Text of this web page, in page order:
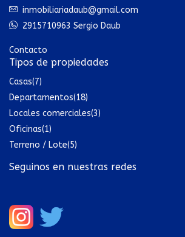
inmobiliariadaub@gmail.com
2915710963 Sergio Daub
Contacto
Tipos de propiedades
Casas(7)
Departamentos(18)
Locales comerciales(3)
Oficinas(1)
Terreno / Lote(5)
Seguinos en nuestras redes